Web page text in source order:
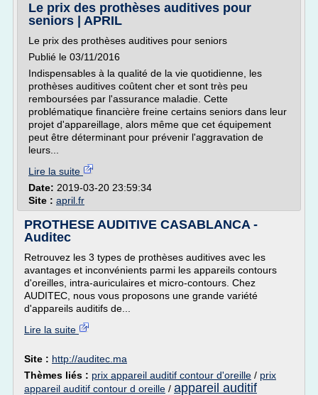
Le prix des prothèses auditives pour
seniors | APRIL
Le prix des prothèses auditives pour seniors
Publié le 03/11/2016
Indispensables à la qualité de la vie quotidienne, les
prothèses auditives coûtent cher et sont très peu
remboursées par l'assurance maladie. Cette
problématique financière freine certains seniors dans leur
projet d'appareillage, alors même que cet équipement
peut être déterminant pour prévenir l'aggravation de
leurs...
Lire la suite
Date: 2019-03-20 23:59:34
Site : april.fr
PROTHESE AUDITIVE CASABLANCA -
Auditec
Retrouvez les 3 types de prothèses auditives avec les
avantages et inconvénients parmi les appareils contours
d'oreilles, intra-auriculaires et micro-contours. Chez
AUDITEC, nous vous proposons une grande variété
d'appareils auditifs de...
Lire la suite
Site : http://auditec.ma
Thèmes liés : prix appareil auditif contour d'oreille / prix
appareil auditif contour d oreille / appareil auditif